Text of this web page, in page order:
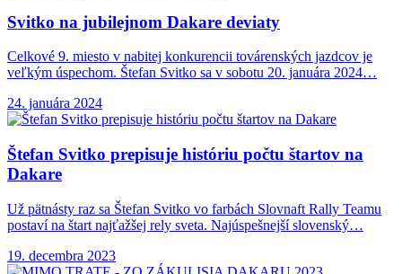
Svitko na jubilejnom Dakare deviaty
Celkové 9. miesto v nabitej konkurencii továrenských jazdcov je
veľkým úspechom. Štefan Svitko sa v sobotu 20. januára 2024…
24. januára 2024
Štefan Svitko prepisuje históriu počtu štartov na
Dakare
Už pätnásty raz sa Štefan Svitko vo farbách Slovnaft Rally Teamu
postaví na štart najťažšej rely sveta. Najúspešnejší slovenský…
19. decembra 2023